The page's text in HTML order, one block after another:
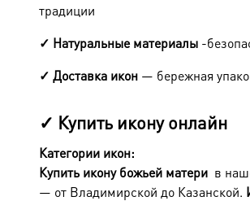
традиции
✓ Натуральные материалы -
✓ Доставка икон — бережная
✓ Купить икону онлайн
Категории икон:
Купить икону божьей матери в
— от Владимирской до Казанской.